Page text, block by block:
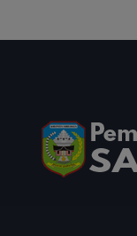
Paduan Suara